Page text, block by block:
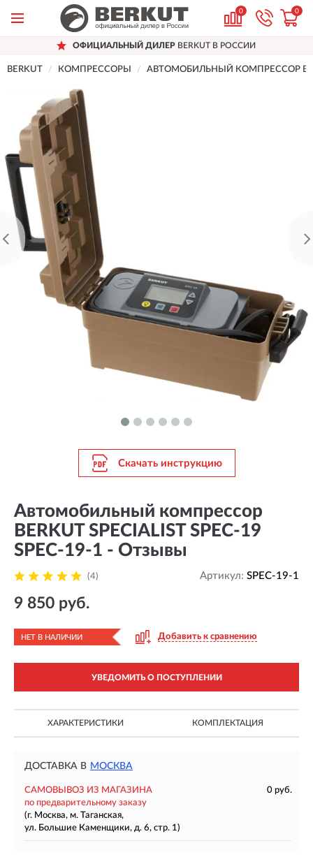
0 0
ОФИЦИАЛЬНЫЙ ДИЛЕРBERKUT В РОССИИ
BERKUT КОМПРЕССОРЫ АВТОМОБИЛЬНЫЙ КОМПРЕССОР
Скачать инструкцию
Автомобильный компрессор
BERKUT SPECIALIST SPEC-19
SPEC-19-1 - Отзывы
(4) Артикул: SPEC-19-1
9 850 руб.
НЕТ В НАЛИЧИИ Добавить к сравнению
УВЕДОМИТЬ О ПОСТУПЛЕНИИ
ХАРАКТЕРИСТИКИ КОМПЛЕКТАЦИЯ
ДОСТАВКА В МОСКВА
САМОВЫВОЗ ИЗ МАГАЗИНА
0 руб.
по предварительному заказу
(г. Москва, м. Таганская,
ул. Большие Каменщики, д. 6, стр. 1)